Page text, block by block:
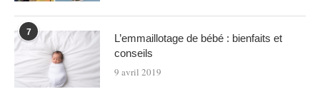
7
L’emmaillotage de bébé : bienfaits et
conseils
9 avril 2019